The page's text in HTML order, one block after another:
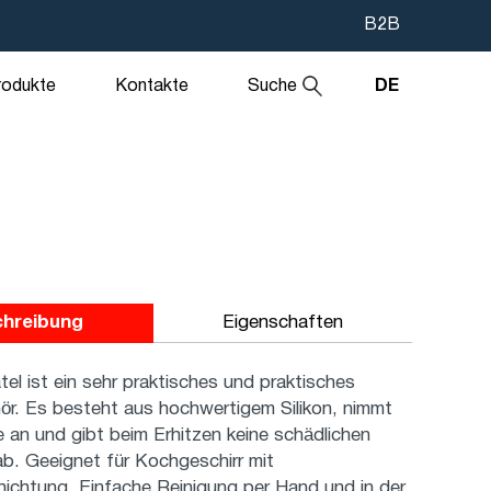
В2В
Kontakte Suche DE
Eigenschaften
ist ein sehr praktisches und praktisches
Es besteht aus hochwertigem Silikon, nimmt
an und gibt beim Erhitzen keine schädlichen
Geeignet für Kochgeschirr mit